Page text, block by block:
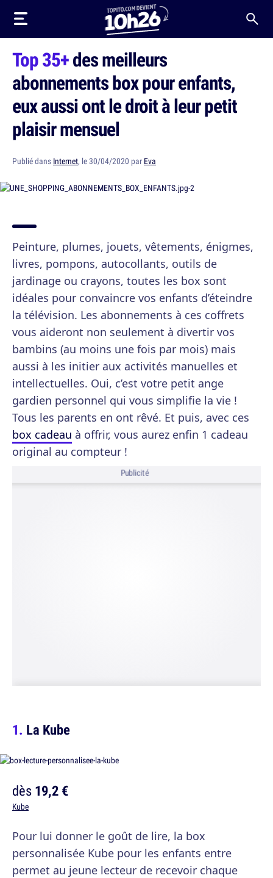
Top 35+des meilleurs
abonnements box pour enfants,
eux aussi ont le droit à leur petit
plaisir mensuel
Publié dans Internet, le 30/04/2020 par Eva
Peinture, plumes, jouets, vêtements, énigmes,
livres, pompons, autocollants, outils de
jardinage ou crayons, toutes les box sont
idéales pour convaincre vos enfants d’éteindre
la télévision. Les abonnements à ces coffrets
vous aideront non seulement à divertir vos
bambins (au moins une fois par mois) mais
aussi à les initier aux activités manuelles et
intellectuelles. Oui, c’est votre petit ange
gardien personnel qui vous simplifie la vie !
Tous les parents en ont rêvé. Et puis, avec ces
box cadeau à offrir, vous aurez enfin 1 cadeau
original au compteur !
Publicité
La Kube
dès19,2 €
Kube
Pour lui donner le goût de lire, la box
personnalisée Kube pour les enfants entre
permet au jeune lecteur de recevoir chaque